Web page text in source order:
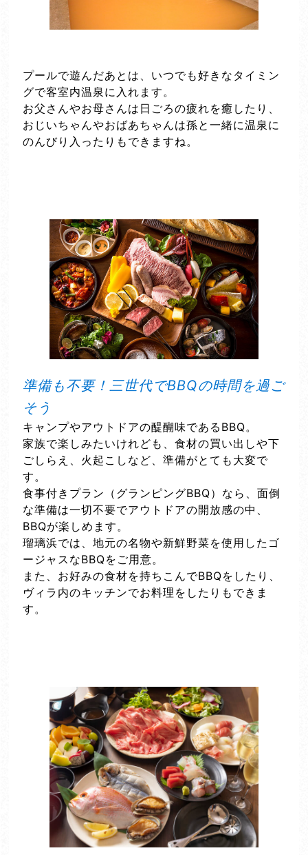
プールで遊んだあとは、いつでも好きなタイミン
グで客室内温泉に入れます。
お父さんやお母さんは日ごろの疲れを癒したり、
おじいちゃんやおばあちゃんは孫と一緒に温泉に
のんびり入ったりもできますね。
準備も不要！三世代でBBQの時間を過ご
そう
キャンプやアウトドアの醍醐味であるBBQ。
家族で楽しみたいけれども、食材の買い出しや下
ごしらえ、火起こしなど、準備がとても大変で
す。
食事付きプラン（グランピングBBQ）なら、面倒
な準備は一切不要でアウトドアの開放感の中、
BBQが楽しめます。
瑠璃浜では、地元の名物や新鮮野菜を使用したゴ
ージャスなBBQをご用意。
また、お好みの食材を持ちこんでBBQをしたり、
ヴィラ内のキッチンでお料理をしたりもできま
す。